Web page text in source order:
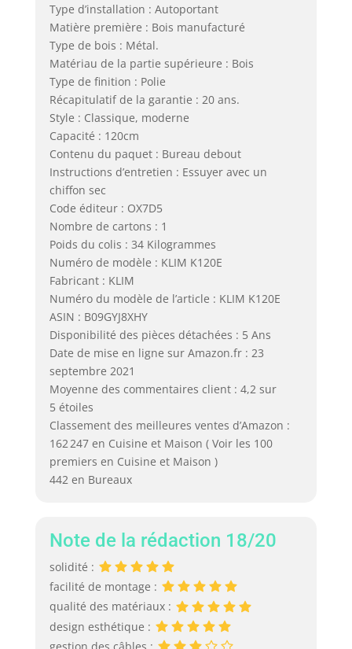
Type d’installation : Autoportant
Matière première : Bois manufacturé
Type de bois : Métal.
Matériau de la partie supérieure : Bois
Type de finition : Polie
Récapitulatif de la garantie : 20 ans.
Style : Classique, moderne
Capacité : 120cm
Contenu du paquet : Bureau debout
Instructions d’entretien : Essuyer avec un
chiffon sec
Code éditeur : OX7D5
Nombre de cartons : 1
Poids du colis : 34 Kilogrammes
Numéro de modèle : KLIM K120E
Fabricant : KLIM
Numéro du modèle de l’article : KLIM K120E
ASIN : B09GYJ8XHY
Disponibilité des pièces détachées : 5 Ans
Date de mise en ligne sur Amazon.fr : 23
septembre 2021
Moyenne des commentaires client : 4,2 sur
5 étoiles
Classement des meilleures ventes d’Amazon :
162 247 en Cuisine et Maison ( Voir les 100
premiers en Cuisine et Maison )
442 en Bureaux
Note de la rédaction 18/20
solidité :
facilité de montage :
qualité des matériaux :
design esthétique :